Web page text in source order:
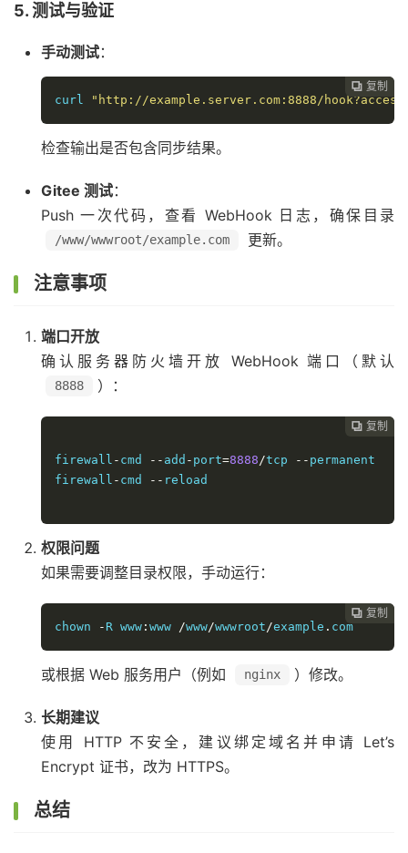
5. 测试与验证
手动测试：
 复制
curl
"http://example.server.com:8888/
检查输出是否包含同步结果。
Gitee 测试：
Push 一次代码，查看 WebHook 日志，确保目录
/www/wwwroot/example.com 更新。
注意事项
端口开放
确认服务器防火墙开放 WebHook 端口（默认
8888 ）：
 复制
firewall - cmd -- add - port=8888/tcp -- permanent
firewall - cmd -- reload
权限问题
如果需要调整目录权限，手动运行：
 复制
chown
- R www : www /www/wwwroot/example . com
或根据 Web 服务用户（例如 nginx ）修改。
长期建议
使用 HTTP 不安全，建议绑定域名并申请 Let’s
Encrypt 证书，改为 HTTPS。
总结